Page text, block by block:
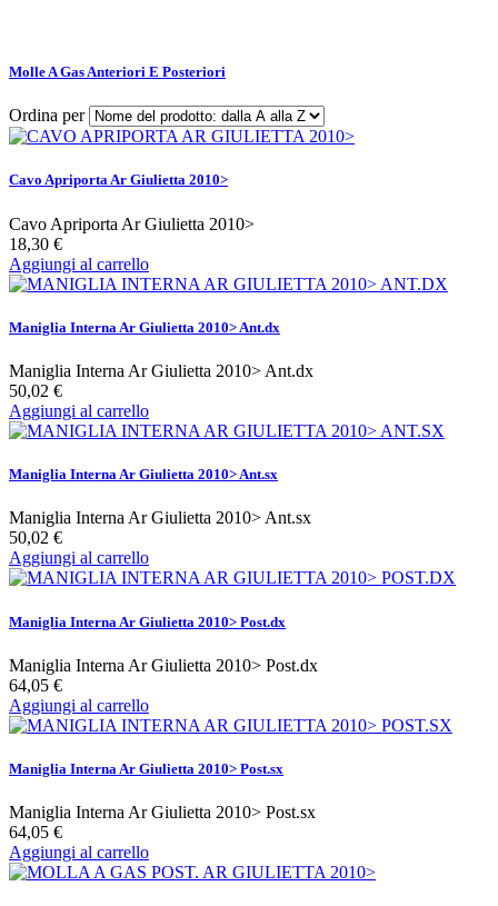
Molle A Gas Anteriori E Posteriori
Ordina per
Cavo Apriporta Ar Giulietta 2010>
Cavo Apriporta Ar Giulietta 2010>
18,30 €
Aggiungi al carrello
Maniglia Interna Ar Giulietta 2010> Ant.dx
Maniglia Interna Ar Giulietta 2010> Ant.dx
50,02 €
Aggiungi al carrello
Maniglia Interna Ar Giulietta 2010> Ant.sx
Maniglia Interna Ar Giulietta 2010> Ant.sx
50,02 €
Aggiungi al carrello
Maniglia Interna Ar Giulietta 2010> Post.dx
Maniglia Interna Ar Giulietta 2010> Post.dx
64,05 €
Aggiungi al carrello
Maniglia Interna Ar Giulietta 2010> Post.sx
Maniglia Interna Ar Giulietta 2010> Post.sx
64,05 €
Aggiungi al carrello